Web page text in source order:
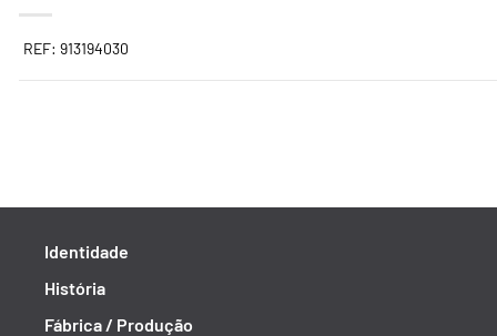
REF: 913194030
Identidade
História
Fábrica / Produção